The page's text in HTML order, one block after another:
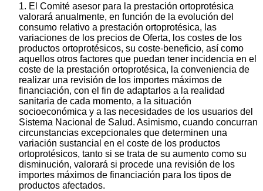
1. El Comité asesor para la prestación ortoprotésica
valorará anualmente, en función de la evolución del
consumo relativo a prestación ortoprotésica, las
variaciones de los precios de Oferta, los costes de los
productos ortoprotésicos, su coste-beneficio, así como
aquellos otros factores que puedan tener incidencia en el
coste de la prestación ortoprotésica, la conveniencia de
realizar una revisión de los importes máximos de
financiación, con el fin de adaptarlos a la realidad
sanitaria de cada momento, a la situación
socioeconómica y a las necesidades de los usuarios del
Sistema Nacional de Salud. Asimismo, cuando concurran
circunstancias excepcionales que determinen una
variación sustancial en el coste de los productos
ortoprotésicos, tanto si se trata de su aumento como su
disminución, valorará si procede una revisión de los
importes máximos de financiación para los tipos de
productos afectados.